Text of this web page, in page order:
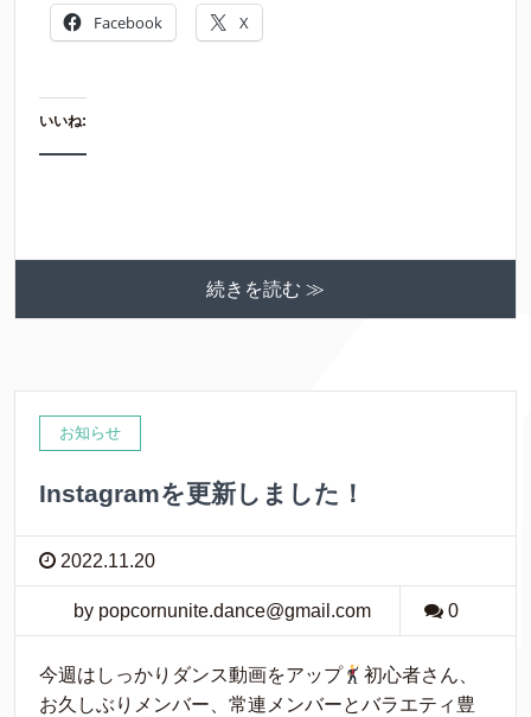
Facebook X
いいね:
続きを読む ≫
お知らせ
Instagramを更新しました！
2022.11.20
by popcornunite.dance@gmail.com 0
今週はしっかりダンス動画をアップ
初心者さん、
お久しぶりメンバー、常連メンバーとバラエティ豊